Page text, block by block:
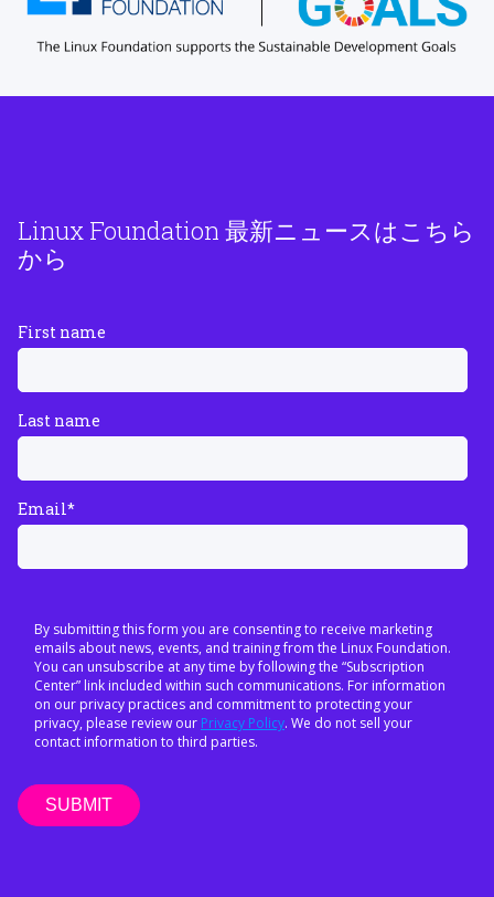
Linux Foundation 最新ニュースはこちら
から
First name
Last name
Email*
By submitting this form you are consenting to receive marketing
emails about news, events, and training from the Linux Foundation.
You can unsubscribe at any time by following the “Subscription
Center” link included within such communications. For information
on our privacy practices and commitment to protecting your
privacy, please review our Privacy Policy. We do not sell your
contact information to third parties.